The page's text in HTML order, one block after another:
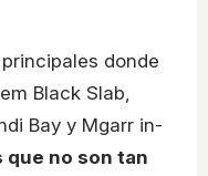
donde
Black Slab,
Bay y Mgarr in-
que no son tan